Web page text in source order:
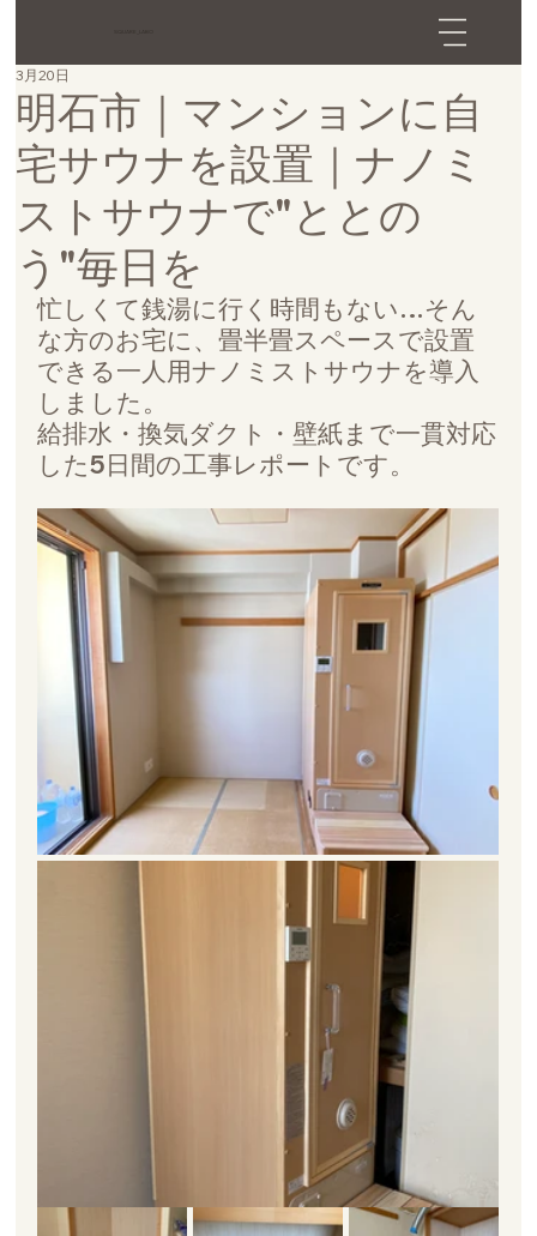
明石市｜マンションに自
宅サウナを設置｜ナノミ
ストサウナで"ととの
う"毎日を
3月20日
忙しくて銭湯に行く時間もない…そん
な方のお宅に、畳半畳スペースで設置
できる一人用ナノミストサウナを導入
しました。
給排水・換気ダクト・壁紙まで一貫対応
した5日間の工事レポートです。